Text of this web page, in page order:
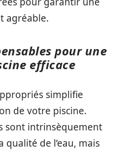
agréable.
pour une
efficace
simplifie
de votre piscine.
sont intrinsèquement
de l’eau, mais